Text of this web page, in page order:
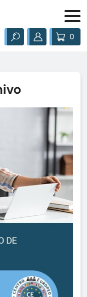
0